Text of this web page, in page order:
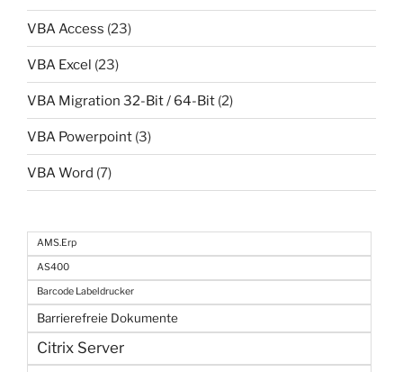
VBA Access (23)
VBA Excel (23)
VBA Migration 32-Bit / 64-Bit (2)
VBA Powerpoint (3)
VBA Word (7)
AMS.Erp
AS400
Barcode Labeldrucker
Barrierefreie Dokumente
Citrix Server